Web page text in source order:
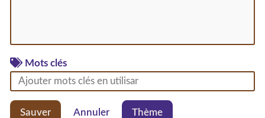
Mots clés
Sauver Annuler Thème